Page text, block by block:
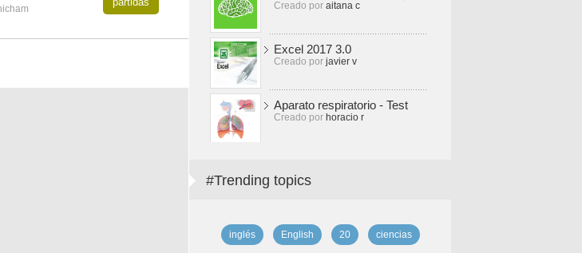
Creado por aitana c
Excel 2017 3.0
Creado por javier v
Aparato respiratorio - Test
Creado por horacio r
#Trending topics
inglés English 20 ciencias